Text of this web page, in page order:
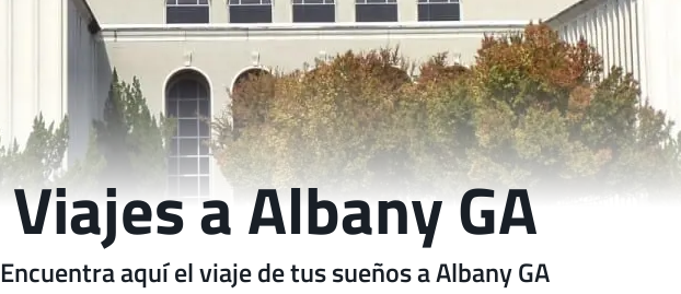
Viajes a Albany GA
Encuentra aquí el viaje de tus sueños a Albany GA